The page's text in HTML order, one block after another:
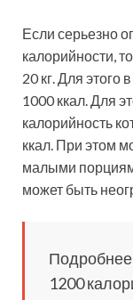
Если серьезно
калорийности,
20 кг. Для этого
1000 ккал. Для
калорийность
ккал. При этом
малыми
может быть
1200